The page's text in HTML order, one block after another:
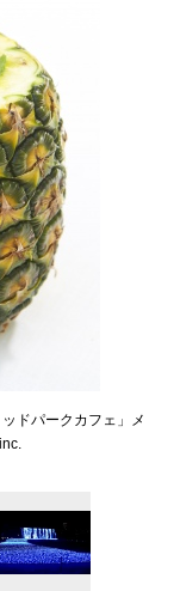
ドパークカフェ」メ